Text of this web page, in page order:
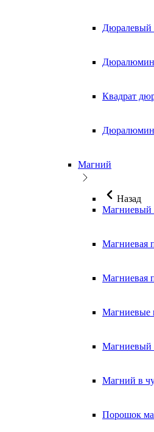
Дюралевый
Квадрат
Магний
Назад
Магниевый
Магниевая
Магниевая
Магниевые
Магниевый
Магний в
Порошок